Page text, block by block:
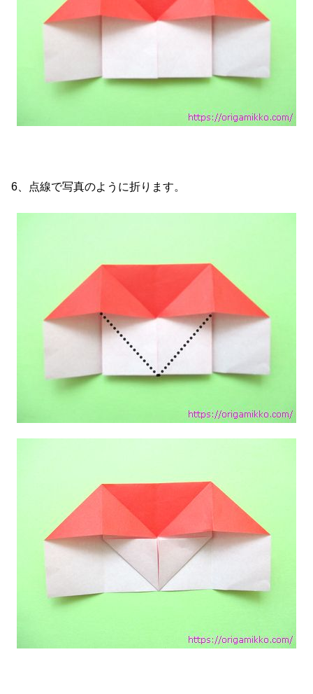
6、点線で写真のように折ります。